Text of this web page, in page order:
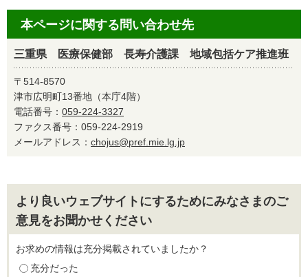
本ページに関する問い合わせ先
三重県 医療保健部 長寿介護課 地域包括ケア推進班
〒514-8570
津市広明町13番地（本庁4階）
電話番号： 059-224-3327
ファクス番号：059-224-2919
メールアドレス： chojus@pref.mie.lg.jp
より良いウェブサイトにするためにみなさまのご
意見をお聞かせください
お求めの情報は充分掲載されていましたか？
充分だった